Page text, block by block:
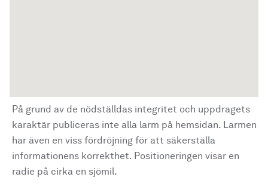
På grund av de nödställdas integritet och uppdragets
karaktär publiceras inte alla larm på hemsidan. Larmen
har även en viss fördröjning för att säkerställa
informationens korrekthet. Positioneringen visar en
radie på cirka en sjömil.